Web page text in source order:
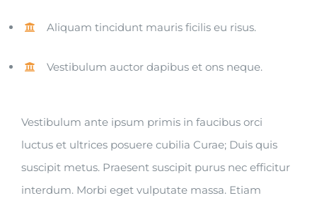
Aliquam tincidunt mauris ficilis eu risus.
Vestibulum auctor dapibus et ons neque.
Vestibulum ante ipsum primis in faucibus orci
luctus et ultrices posuere cubilia Curae; Duis quis
suscipit metus. Praesent suscipit purus nec efficitur
interdum. Morbi eget vulputate massa. Etiam